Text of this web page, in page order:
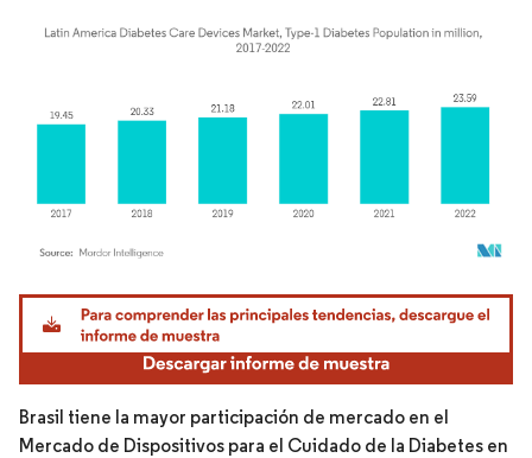
Imagen © Mordor Intelligence. El uso requiere atribución según CC BY 4.0.
Brasil tiene la mayor participación de mercado en el
Mercado de Dispositivos para el Cuidado de la Diabetes en